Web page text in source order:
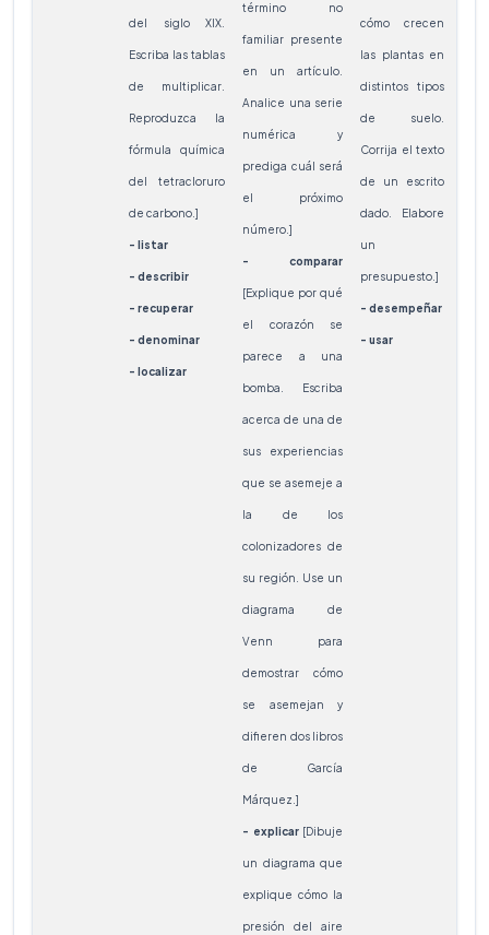
del siglo XIX.
Escriba las tablas
de multiplicar.
Reproduzca la
fórmula química
del tetracloruro
de carbono.]
- listar
- describir
- recuperar
- denominar
- localizar
término no
familiar presente
en un artículo.
Analice una serie
numérica y
prediga cuál será
el próximo
número.]
- comparar
[Explique por qué
el corazón se
parece a una
bomba. Escriba
acerca de una de
sus experiencias
que se asemeje a
la de los
colonizadores de
su región. Use un
diagrama de
Venn para
demostrar cómo
se asemejan y
difieren dos libros
de García
Márquez.]
- explicar[Dibuje
un diagrama que
explique cómo la
presión del aire
cómo crecen
las plantas en
distintos tipos
de suelo.
Corrija el texto
de un escrito
dado. Elabore
un
presupuesto.]
- desempeñar
- usar